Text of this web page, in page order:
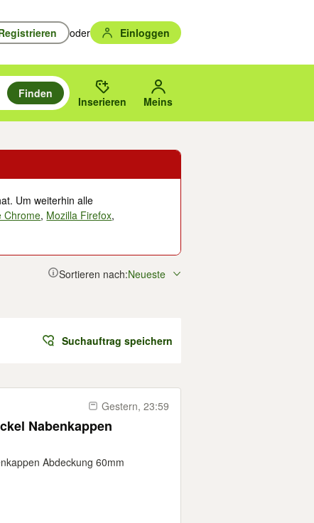
oder Einloggen
und mit Eingabetaste auswählen.
zu suchen, oder Vorschläge mit den Pfeiltasten nach oben/
gewählten Orts oder PLZ.
Finden
Inserieren Meins
Um weiterhin alle
Chrome, Mozilla Firefox,
Sortieren nach:Neueste
Suchauftrag speichern
Gestern, 23:59
Nabenkappen
Abdeckung 60mm